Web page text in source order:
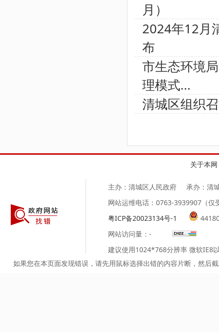
月）
2024年12月
布
市生态环境
理模式...
清城区组织
关于本网
主办：清城区人民政府
承办：清
网站运维电话：0763-3939907（仅
粤ICP备20023134号-1
网站访问量： -
建议使用1024*768分辨率 微软IE8
如果您在本页面发现错误，请先用鼠标选择出错的内容片断，然后